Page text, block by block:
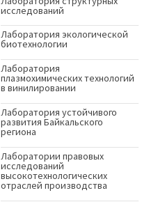
исследований
Лаборатория экологической
биотехнологии
Лаборатория
плазмохимических технологий
в винилировании
Лаборатория устойчивого
развития Байкальского
региона
Лаборатории правовых
исследований
высокотехнологических
отраслей производства